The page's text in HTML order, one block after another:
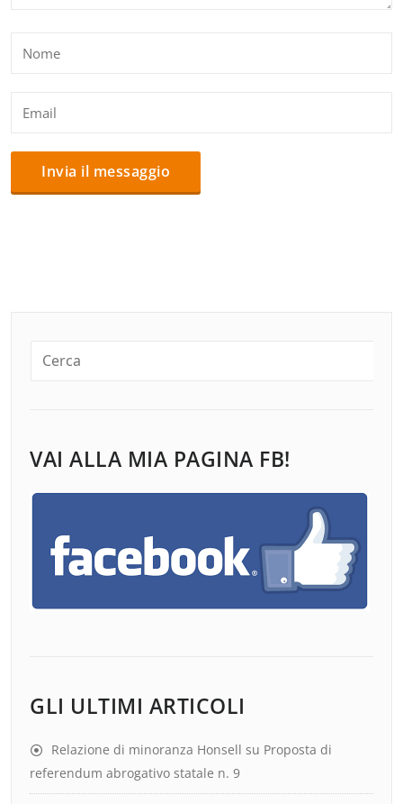
VAI ALLA MIA PAGINA FB!
GLI ULTIMI ARTICOLI
Relazione di minoranza Honsell su Proposta di
referendum abrogativo statale n. 9